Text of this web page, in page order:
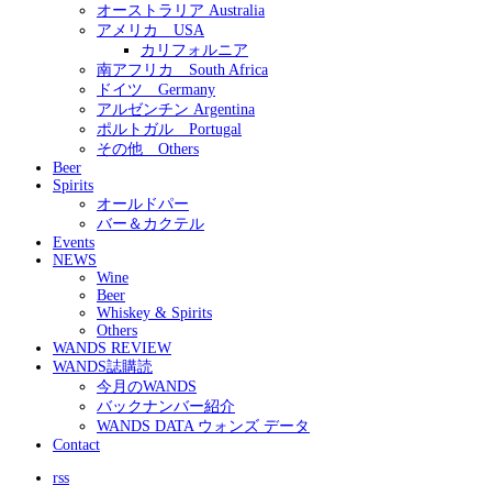
オーストラリア Australia
アメリカ USA
カリフォルニア
南アフリカ South Africa
ドイツ Germany
アルゼンチン Argentina
ポルトガル Portugal
その他 Others
Beer
Spirits
オールドパー
バー＆カクテル
Events
NEWS
Wine
Beer
Whiskey & Spirits
Others
WANDS REVIEW
WANDS誌購読
今月のWANDS
バックナンバー紹介
WANDS DATA ウォンズ データ
Contact
rss